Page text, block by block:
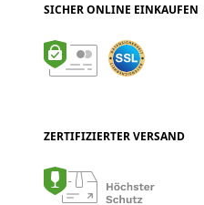
SICHER ONLINE EINKAUFEN
ZERTIFIZIERTER VERSAND